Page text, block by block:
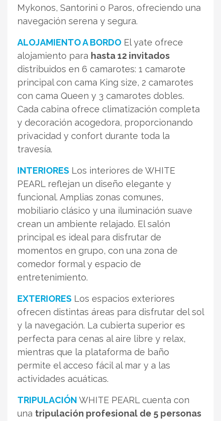
Mykonos, Santorini o Paros, ofreciendo una
navegación serena y segura.
ALOJAMIENTO A BORDO El yate ofrece
alojamiento para hasta 12 invitados
distribuidos en 6 camarotes: 1 camarote
principal con cama King size, 2 camarotes
con cama Queen y 3 camarotes dobles.
Cada cabina ofrece climatización completa
y decoración acogedora, proporcionando
privacidad y confort durante toda la
travesía.
INTERIORES Los interiores de WHITE
PEARL reflejan un diseño elegante y
funcional. Amplias zonas comunes,
mobiliario clásico y una iluminación suave
crean un ambiente relajado. El salón
principal es ideal para disfrutar de
momentos en grupo, con una zona de
comedor formal y espacio de
entretenimiento.
EXTERIORES Los espacios exteriores
ofrecen distintas áreas para disfrutar del sol
y la navegación. La cubierta superior es
perfecta para cenas al aire libre y relax,
mientras que la plataforma de baño
permite el acceso fácil al mar y a las
actividades acuáticas.
TRIPULACIÓN WHITE PEARL cuenta con
una tripulación profesional de 5 personas